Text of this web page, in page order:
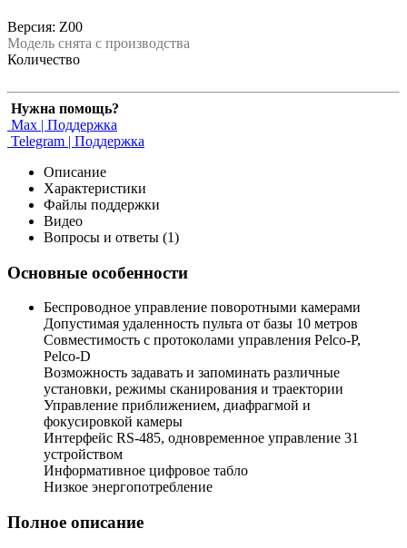
Версия: Z00
Модель снята с производства
Количество
Нужна помощь?
Max | Поддержка
Telegram | Поддержка
Описание
Характеристики
Файлы поддержки
Видео
Вопросы и ответы (1)
Основные особенности
Беспроводное управление поворотными камерами
Допустимая удаленность пульта от базы 10 метров
Совместимость с протоколами управления Pelco-P,
Pelco-D
Возможность задавать и запоминать различные
установки, режимы сканирования и траектории
Управление приближением, диафрагмой и
фокусировкой камеры
Интерфейс RS-485, одновременное управление 31
устройством
Информативное цифровое табло
Низкое энергопотребление
Полное описание